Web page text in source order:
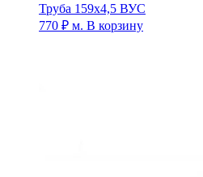
Труба 159х4,5 ВУС
770 ₽ м. В корзину